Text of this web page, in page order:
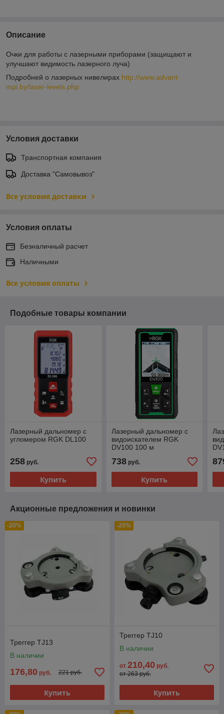
Описание
Очки для работы с лазерными приборами (защищают и
улучшают видимость лазерного луча)
Подробней о лазерных нивелирах http://www.advant-
mpi.by/laser-levels.php
Условия доставки
Транспортная компания
Доставка "Самовывоз"
Все условия доставки
Условия оплаты
Безналичный расчет
Наличными
Все условия оплаты
Подобные товары компании
Лазерный дальномер с
угломером RGK DL100
258 руб.
Купить
Лазерный дальномер с
видоискателем RGK
DV100 100 м
738руб.
Купить
Акционные предложения и новинки
-20%
Треггер TJ13
В наличии
176,80 руб. 221 руб.
Купить
-20%
Треггер TJ10
В наличии
от 210,40 руб.
от 263 руб.
Купить